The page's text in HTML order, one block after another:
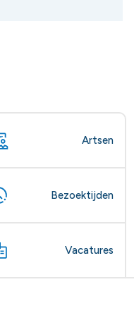
Artsen
Bezoektijden
Vacatures